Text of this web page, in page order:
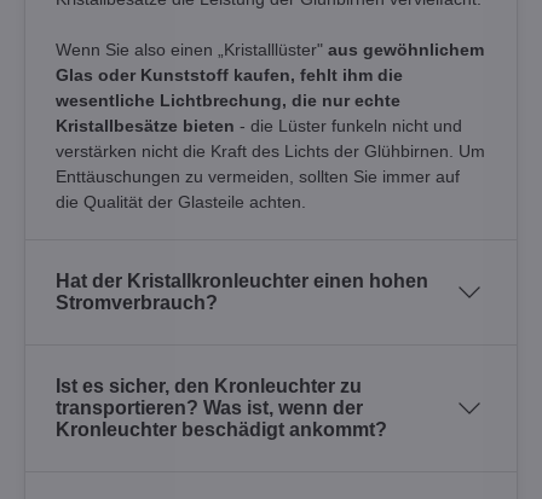
Wenn Sie also einen „Kristalllüster" aus gewöhnlichem
Glas oder Kunststoff kaufen, fehlt ihm die
wesentliche Lichtbrechung, die nur echte
Kristallbesätze bieten - die Lüster funkeln nicht und
verstärken nicht die Kraft des Lichts der Glühbirnen. Um
Enttäuschungen zu vermeiden, sollten Sie immer auf
die Qualität der Glasteile achten.
Hat der Kristallkronleuchter einen hohen
Stromverbrauch?
Ist es sicher, den Kronleuchter zu
transportieren? Was ist, wenn der
Kronleuchter beschädigt ankommt?